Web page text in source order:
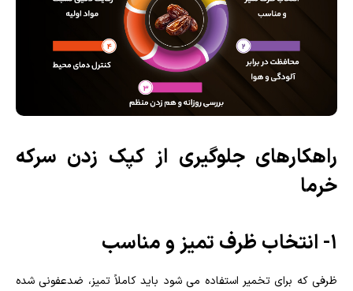
راهکارهای جلوگیری از کپک زدن سرکه
خرما
۱- انتخاب ظرف تمیز و مناسب
ظرفی که برای تخمیر استفاده می شود باید کاملاً تمیز، ضدعفونی شده